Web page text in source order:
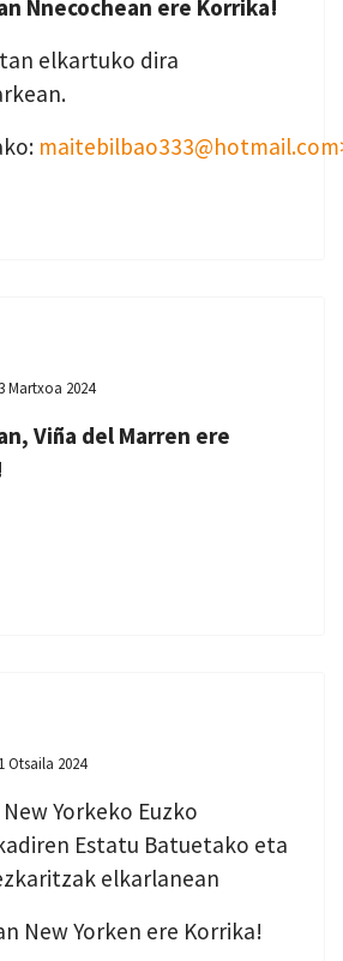
Nnecochean ere Korrika!
elkartuko dira
Martxoa 2024
Viña del Marren ere
Otsaila 2024
Yorkeko Euzko
Estatu Batuetako eta
elkarlanean
New Yorken ere Korrika!